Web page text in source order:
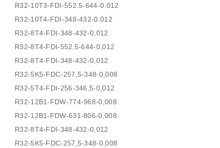
R32-10T3-FDI-552.5-644-0.012
R32-10T4-FDI-348-432-0.012
R32-8T4-FDI-348-432-0,012
R32-8T4-FDI-552,5-644-0,012
R32-8T4-FDI-348-432-0,012
R32-5K5-FDC-257,5-348-0,008
R32-5T4-FDI-256-346,5-0,012
R32-12B1-FDW-774-968-0,008
R32-12B1-FDW-631-806-0,008
R32-8T4-FDI-348-432-0,012
R32-5K5-FDC-257,5-348-0,008